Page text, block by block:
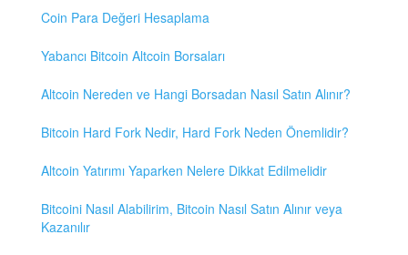
Coin Para Değeri Hesaplama
Yabancı Bitcoin Altcoin Borsaları
Altcoin Nereden ve Hangi Borsadan Nasıl Satın Alınır?
Bitcoin Hard Fork Nedir, Hard Fork Neden Önemlidir?
Altcoin Yatırımı Yaparken Nelere Dikkat Edilmelidir
Bitcoini Nasıl Alabilirim, Bitcoin Nasıl Satın Alınır veya
Kazanılır